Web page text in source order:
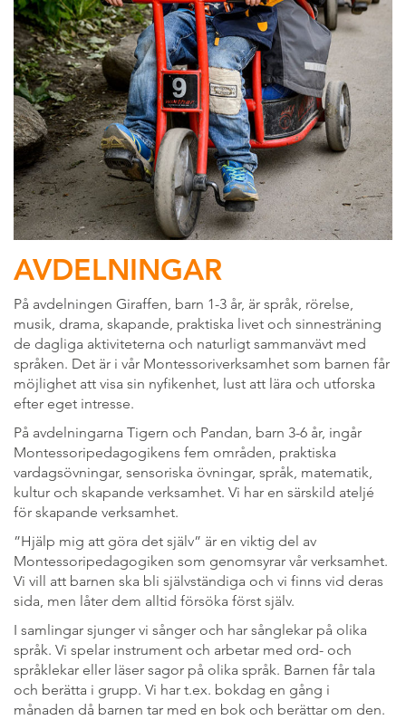
AVDELNINGAR
På avdelningen Giraffen, barn 1-3 år, är språk, rörelse,
musik, drama, skapande, praktiska livet och sinnesträning
de dagliga aktiviteterna och naturligt sammanvävt med
språken. Det är i vår Montessoriverksamhet som barnen får
möjlighet att visa sin nyfikenhet, lust att lära och utforska
efter eget intresse.
På avdelningarna Tigern och Pandan, barn 3-6 år, ingår
Montessoripedagogikens fem områden, praktiska
vardagsövningar, sensoriska övningar, språk, matematik,
kultur och skapande verksamhet. Vi har en särskild ateljé
för skapande verksamhet.
”Hjälp mig att göra det själv” är en viktig del av
Montessoripedagogiken som genomsyrar vår verksamhet.
Vi vill att barnen ska bli självständiga och vi finns vid deras
sida, men låter dem alltid försöka först själv.
I samlingar sjunger vi sånger och har sånglekar på olika
språk. Vi spelar instrument och arbetar med ord- och
språklekar eller läser sagor på olika språk. Barnen får tala
och berätta i grupp. Vi har t.ex. bokdag en gång i
månaden då barnen tar med en bok och berättar om den.